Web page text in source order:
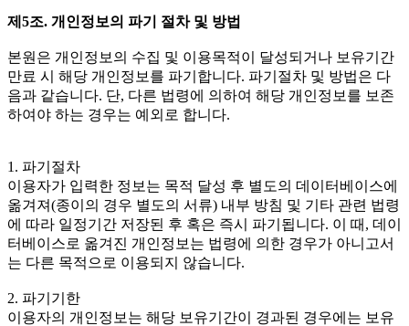
제5조. 개인정보의 파기 절차 및 방법
본원은 개인정보의 수집 및 이용목적이 달성되거나 보유기간
만료 시 해당 개인정보를 파기합니다. 파기절차 및 방법은 다
음과 같습니다. 단, 다른 법령에 의하여 해당 개인정보를 보존
하여야 하는 경우는 예외로 합니다.
1. 파기절차
이용자가 입력한 정보는 목적 달성 후 별도의 데이터베이스에
옮겨져(종이의 경우 별도의 서류) 내부 방침 및 기타 관련 법령
에 따라 일정기간 저장된 후 혹은 즉시 파기됩니다. 이 때, 데이
터베이스로 옮겨진 개인정보는 법령에 의한 경우가 아니고서
는 다른 목적으로 이용되지 않습니다.
2. 파기기한
이용자의 개인정보는 해당 보유기간이 경과된 경우에는 보유